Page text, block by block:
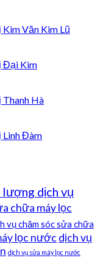
Văn Kim Lũ
Đại Kim
Hà
Linh Đàm
dịch vụ
chữa máy lọc
vụ chăm sóc sửa chữa
lọc nước dịch vụ
dịch vụ sửa máy lọc nước